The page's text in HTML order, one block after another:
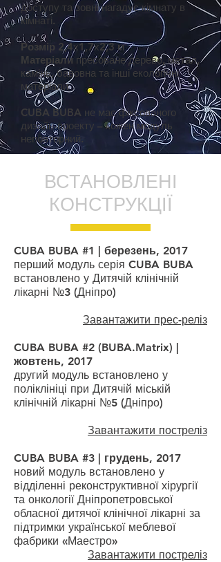
доступу та зовні нагадує кімнату в
кімнаті.
Розмір 2,4х1,7х2,3 м
Матеріали пресоване дерево, метал,
камінь, бавовна та інші екологічні
матеріали
CUBA BUBA не має фіксованого
дизайн-проекту – кожен модуль
неповторний.
ВСТАНОВЛЕНІ
КОНСТРУКЦІЇ
CUBA BUBA #1 | березень, 2017
перший модуль серія CUBA BUBA
встановлено у Дитячій клінічній
лікарні №3 (Дніпро)
Завантажити прес-реліз
CUBA BUBA #2 (BUBA.Matrix) |
жовтень, 2017
другий модуль встановлено у
поліклініці при Дитячій міській
клінічній лікарні №5 (Дніпро)
Завантажити постреліз
CUBA BUBA #3 | грудень, 2017
новий модуль встановлено у
відділенні реконструктивної хірургії
та онкології Дніпропетровської
обласної дитячої клінічної лікарні за
підтримки української меблевої
фабрики «Маестро»
Завантажити постреліз